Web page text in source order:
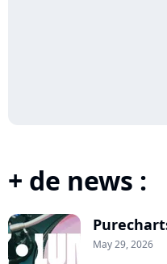
+ de news :
May 29, 2026